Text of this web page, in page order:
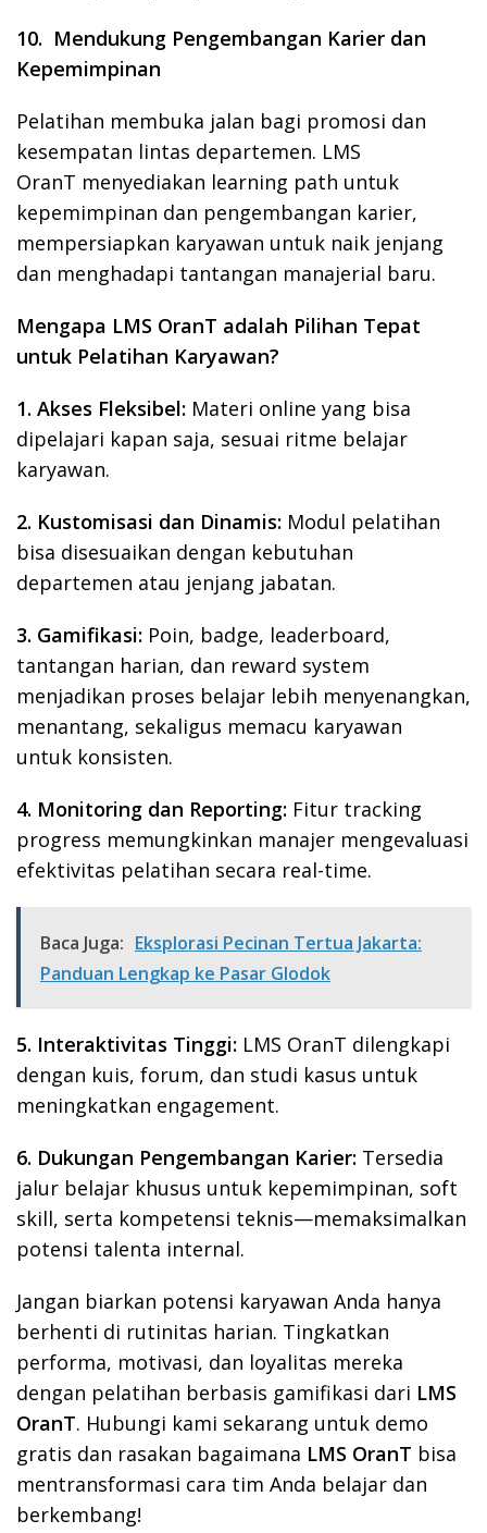
10. Mendukung Pengembangan Karier dan
Kepemimpinan
Pelatihan membuka jalan bagi promosi dan
kesempatan lintas departemen. LMS
OranT menyediakan learning path untuk
kepemimpinan dan pengembangan karier,
mempersiapkan karyawan untuk naik jenjang
dan menghadapi tantangan manajerial baru.
Mengapa LMS OranT adalah Pilihan Tepat
untuk Pelatihan Karyawan?
1. Akses Fleksibel: Materi online yang bisa
dipelajari kapan saja, sesuai ritme belajar
karyawan.
2. Kustomisasi dan Dinamis: Modul pelatihan
bisa disesuaikan dengan kebutuhan
departemen atau jenjang jabatan.
3. Gamifikasi: Poin, badge, leaderboard,
tantangan harian, dan reward system
menjadikan proses belajar lebih menyenangkan,
menantang, sekaligus memacu karyawan
untuk konsisten.
4. Monitoring dan Reporting: Fitur tracking
progress memungkinkan manajer mengevaluasi
efektivitas pelatihan secara real-time.
Baca Juga: Eksplorasi Pecinan Tertua Jakarta:
Panduan Lengkap ke Pasar Glodok
5. Interaktivitas Tinggi: LMS OranT dilengkapi
dengan kuis, forum, dan studi kasus untuk
meningkatkan engagement.
6. Dukungan Pengembangan Karier: Tersedia
jalur belajar khusus untuk kepemimpinan, soft
skill, serta kompetensi teknis—memaksimalkan
potensi talenta internal.
Jangan biarkan potensi karyawan Anda hanya
berhenti di rutinitas harian. Tingkatkan
performa, motivasi, dan loyalitas mereka
dengan pelatihan berbasis gamifikasi dari LMS
OranT. Hubungi kami sekarang untuk demo
gratis dan rasakan bagaimana LMS OranT bisa
mentransformasi cara tim Anda belajar dan
berkembang!